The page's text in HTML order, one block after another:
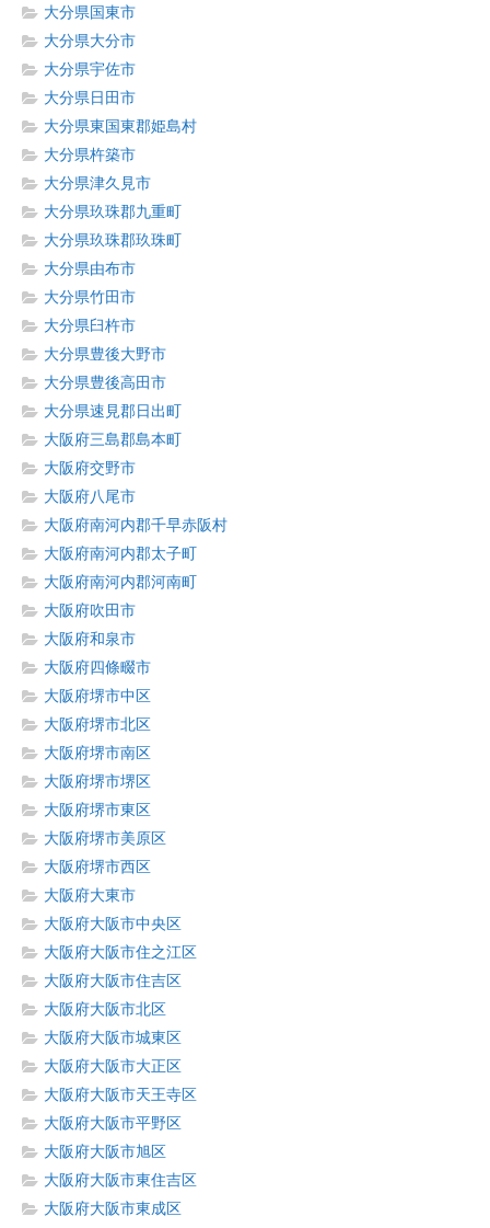
大分県国東市
大分県大分市
大分県宇佐市
大分県日田市
大分県東国東郡姫島村
大分県杵築市
大分県津久見市
大分県玖珠郡九重町
大分県玖珠郡玖珠町
大分県由布市
大分県竹田市
大分県臼杵市
大分県豊後大野市
大分県豊後高田市
大分県速見郡日出町
大阪府三島郡島本町
大阪府交野市
大阪府八尾市
大阪府南河内郡千早赤阪村
大阪府南河内郡太子町
大阪府南河内郡河南町
大阪府吹田市
大阪府和泉市
大阪府四條畷市
大阪府堺市中区
大阪府堺市北区
大阪府堺市南区
大阪府堺市堺区
大阪府堺市東区
大阪府堺市美原区
大阪府堺市西区
大阪府大東市
大阪府大阪市中央区
大阪府大阪市住之江区
大阪府大阪市住吉区
大阪府大阪市北区
大阪府大阪市城東区
大阪府大阪市大正区
大阪府大阪市天王寺区
大阪府大阪市平野区
大阪府大阪市旭区
大阪府大阪市東住吉区
大阪府大阪市東成区